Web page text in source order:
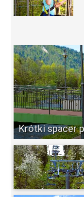
Krótki spacer
-